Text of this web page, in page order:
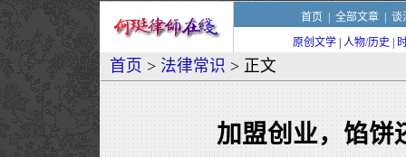
首页 全部文章| 谈
原创文学 人物/历史
首页 > 法律常识 > 正文
加盟创业，馅饼